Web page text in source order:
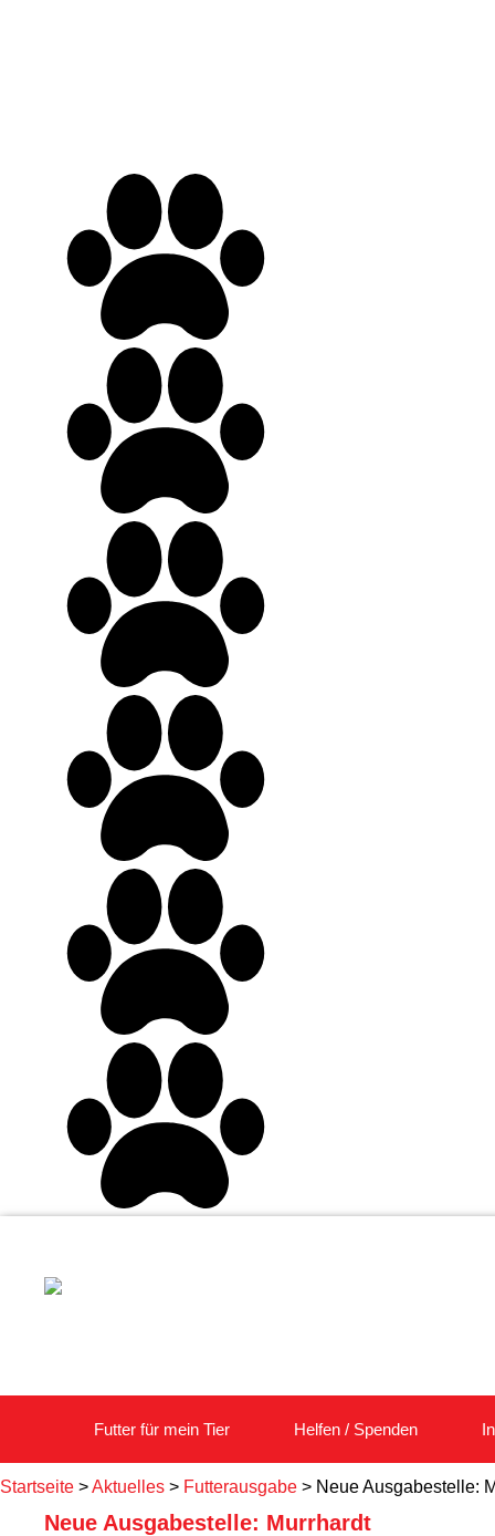
Futter für mein Tier Helfen / Spenden
Startseite >Aktuelles > Futterausgabe > Neue Ausgabestelle:
Neue Ausgabestelle: Murrhardt